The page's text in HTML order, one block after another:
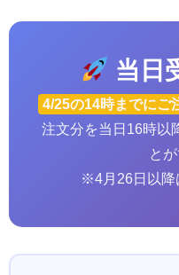
当日
4/25の14時までにご
注文分を当日16時以
と
※4月26日以降